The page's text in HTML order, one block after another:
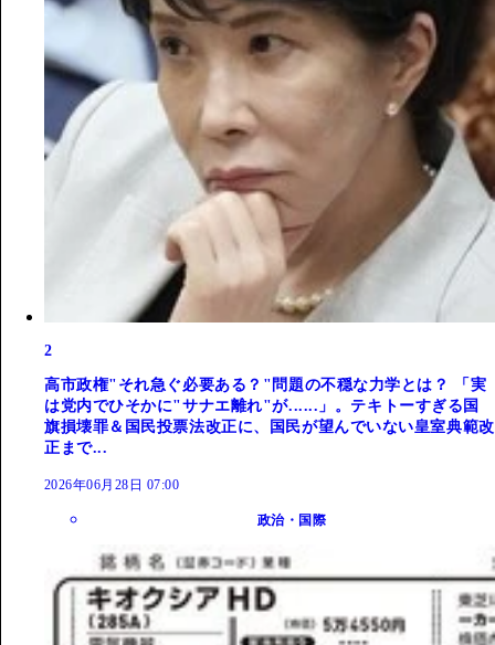
2
高市政権"それ急ぐ必要ある？"問題の不穏な力学とは？ 「実
は党内でひそかに"サナエ離れ"が......」。テキトーすぎる国
旗損壊罪＆国民投票法改正に、国民が望んでいない皇室典範改
正まで...
2026年06月28日 07:00
政治・国際